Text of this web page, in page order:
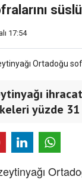
17:54
yüzde 31